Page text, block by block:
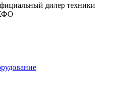
дилер техники